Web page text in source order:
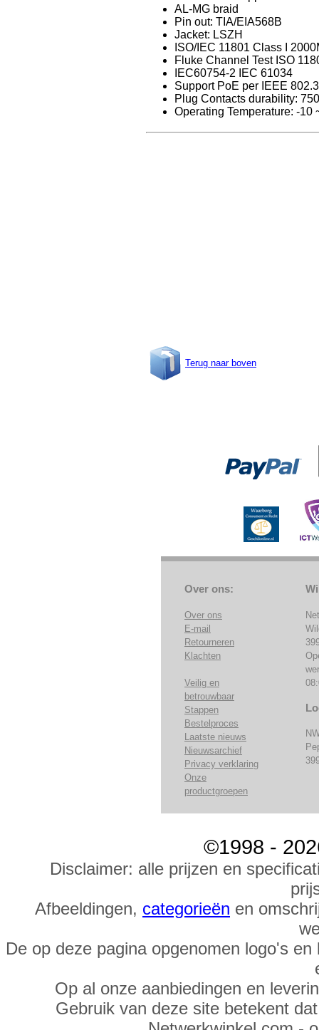
AL-MG braid
Pin out: TIA/EIA568B
Jacket: LSZH
ISO/IEC 11801 Class I
Fluke Channel Test ISO
IEC60754-2 IEC 61034
Support PoE per IEEE
Plug Contacts durability:
Operating Temperature: -10
Terug naar boven
Over ons:
Over ons
E-mail
Retourneren
Klachten
Veilig en
betrouwbaar
Stappen
Bestelproces
Laatste nieuws
Nieuwsarchief
Privacy verklaring
Onze
productgroepen
©1998 -
Disclaimer: alle prijzen en
Afbeeldingen, categorieën en
De op deze pagina opgenomen logo's
Op al onze aanbiedingen en
Gebruik van deze site betekent